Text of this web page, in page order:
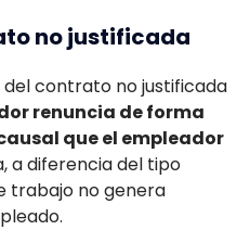
no justificada
del contrato no justificada
renuncia de forma
que el empleador
a diferencia del tipo
trabajo no genera